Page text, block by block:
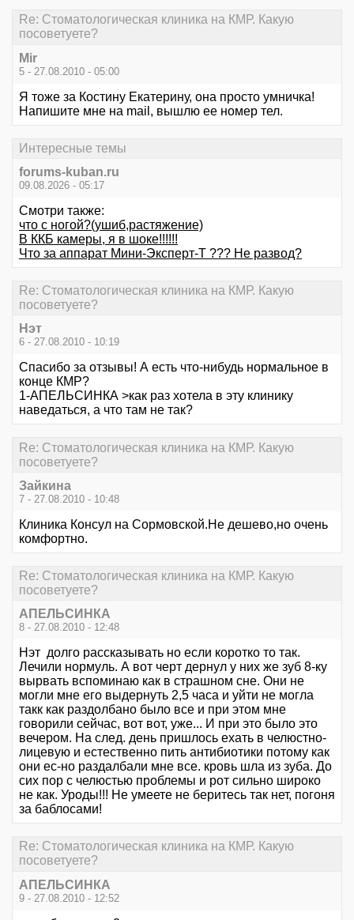
Re: Стоматологическая клиника на КМР. Какую
посоветуете?
Mir
5 - 27.08.2010 - 05:00
Я тоже за Костину Екатерину, она просто умничка!
Напишите мне на mail, вышлю ее номер тел.
Интересные темы
forums-kuban.ru
09.08.2026 - 05:17
Смотри также:
что с ногой?(ушиб,растяжение)
В ККБ камеры, я в шоке!!!!!!
Что за аппарат Мини-Эксперт-Т ??? Не развод?
Re: Стоматологическая клиника на КМР. Какую
посоветуете?
Нэт
6 - 27.08.2010 - 10:19
Спасибо за отзывы! А есть что-нибудь нормальное в
конце КМР?
1-АПЕЛЬСИНКА >как раз хотела в эту клинику
наведаться, а что там не так?
Re: Стоматологическая клиника на КМР. Какую
посоветуете?
Зайкина
7 - 27.08.2010 - 10:48
Клиника Консул на Сормовской.Не дешево,но очень
комфортно.
Re: Стоматологическая клиника на КМР. Какую
посоветуете?
АПЕЛЬСИНКА
8 - 27.08.2010 - 12:48
Нэт долго рассказывать но если коротко то так.
Лечили нормуль. А вот черт дернул у них же зуб 8-ку
вырвать вспоминаю как в страшном сне. Они не
могли мне его выдернуть 2,5 часа и уйти не могла
такк как раздолбано было все и при этом мне
говорили сейчас, вот вот, уже... И при это было это
вечером. На след. день пришлось ехать в челюстно-
лицевую и естественно пить антибиотики потому как
они ес-но раздалбали мне все. кровь шла из зуба. До
сих пор с челюстью проблемы и рот сильно широко
не как. Уроды!!! Не умеете не беритесь так нет, погоня
за баблосами!
Re: Стоматологическая клиника на КМР. Какую
посоветуете?
АПЕЛЬСИНКА
9 - 27.08.2010 - 12:52